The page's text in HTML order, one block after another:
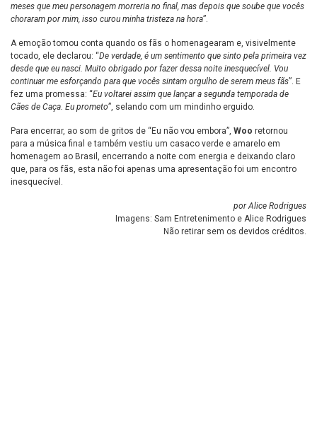
meses que meu personagem morreria no final, mas depois que soube que vocês
choraram por mim, isso curou minha tristeza na hora”.
A emoção tomou conta quando os fãs o homenagearam e, visivelmente
tocado, ele declarou: “De verdade, é um sentimento que sinto pela primeira vez
desde que eu nasci. Muito obrigado por fazer dessa noite inesquecível. Vou
continuar me esforçando para que vocês sintam orgulho de serem meus fãs”. E
fez uma promessa: “Eu voltarei assim que lançar a segunda temporada de
Cães de Caça. Eu prometo”, selando com um mindinho erguido.
Para encerrar, ao som de gritos de “Eu não vou embora”, Woo retornou
para a música final e também vestiu um casaco verde e amarelo em
homenagem ao Brasil, encerrando a noite com energia e deixando claro
que, para os fãs, esta não foi apenas uma apresentação foi um encontro
inesquecível.
por Alice Rodrigues
Imagens: Sam Entretenimento e Alice Rodrigues
Não retirar sem os devidos créditos.